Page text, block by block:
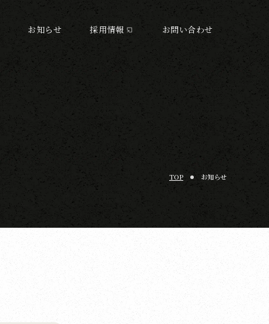
お知らせ 採用情報 お問い合わせ
TOP お知らせ